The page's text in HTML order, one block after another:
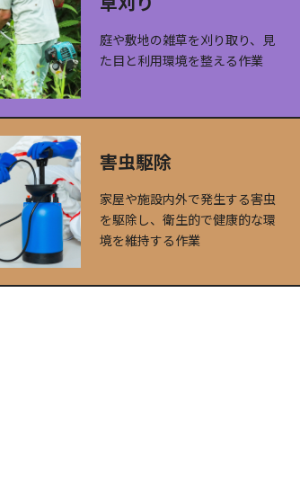
庭や敷地の雑草を刈り取り、見
た目と利用環境を整える作業
害虫駆除
家屋や施設内外で発生する害虫
を駆除し、衛生的で健康的な環
境を維持する作業